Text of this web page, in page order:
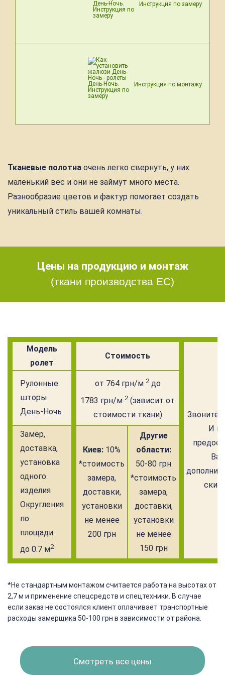
Инструкция по замеру
Инструкция по монтажу
Тканевые полотна очень легко свернуть, у них
маленький вес и они не займут много места.
Разнообразие цветов и фактур помогает создать
уникальный стиль вашей комнаты.
Цены на продукцию и монтаж
(ткани производства ЕС)
Модель
ролет
Стоимость
Звоните
И
Рулонные
шторы
День-Ночь
от 764 грн/м 2до
1783 грн/м 2(зависит от
стоимости ткани)
Замер,
доставка,
установка
одного
изделия
Округления
по
площади
до 0.7 м2
Киев: 10%
*стоимость
замера,
доставки,
установки
не менее
200 грн
Другие
области:
50-80 грн
*стоимость
замера,
доставки,
установки
не менее
150 грн
*Не стандартным монтажом считается работа на высотах от
2,7 м и применение спецсредств и спецтехники. В случае
если заказ не состоялся клиент оплачивает транспортные
расходы замерщика 50-100 грн в зависимости от района.
Смотреть все цены